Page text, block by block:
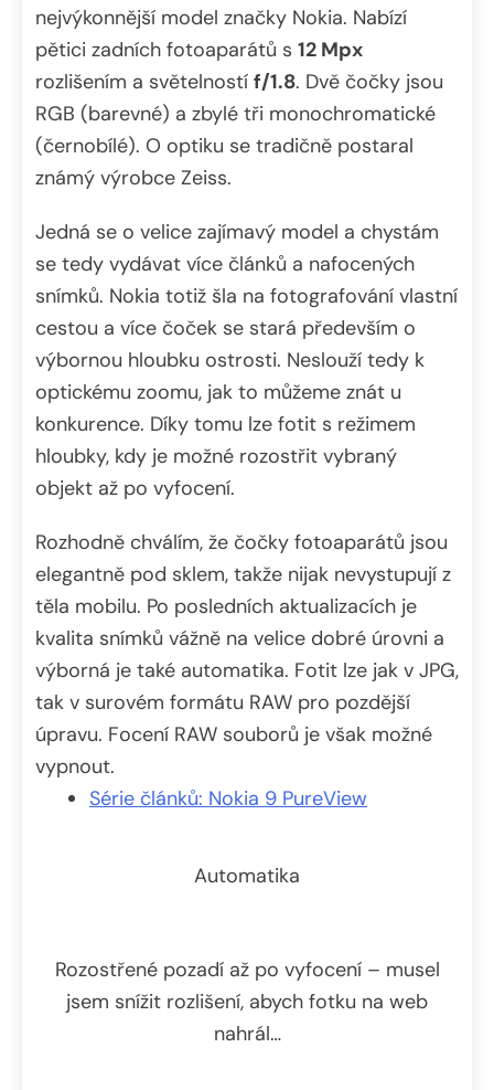
nejvýkonnější model značky Nokia. Nabízí
pětici zadních fotoaparátů s 12 Mpx
rozlišením a světelností f/1.8. Dvě čočky jsou
RGB (barevné) a zbylé tři monochromatické
(černobílé). O optiku se tradičně postaral
známý výrobce Zeiss.
Jedná se o velice zajímavý model a chystám
se tedy vydávat více článků a nafocených
snímků. Nokia totiž šla na fotografování vlastní
cestou a více čoček se stará především o
výbornou hloubku ostrosti. Neslouží tedy k
optickému zoomu, jak to můžeme znát u
konkurence. Díky tomu lze fotit s režimem
hloubky, kdy je možné rozostřit vybraný
objekt až po vyfocení.
Rozhodně chválím, že čočky fotoaparátů jsou
elegantně pod sklem, takže nijak nevystupují z
těla mobilu. Po posledních aktualizacích je
kvalita snímků vážně na velice dobré úrovni a
výborná je také automatika. Fotit lze jak v JPG,
tak v surovém formátu RAW pro pozdější
úpravu. Focení RAW souborů je však možné
vypnout.
Série článků: Nokia 9 PureView
Automatika
Rozostřené pozadí až po vyfocení – musel
jsem snížit rozlišení, abych fotku na web
nahrál…